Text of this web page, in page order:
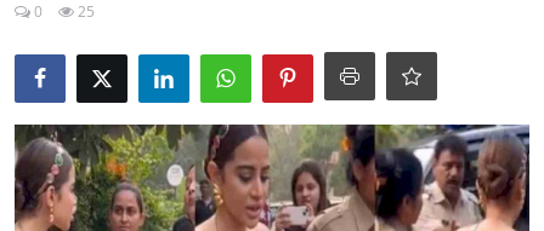
वीडियो
क्राइम
स्पोर्ट्स
0
25